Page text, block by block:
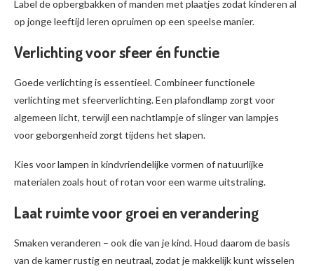
Label de opbergbakken of manden met plaatjes zodat kinderen al
op jonge leeftijd leren opruimen op een speelse manier.
Verlichting voor sfeer én functie
Goede verlichting is essentieel. Combineer functionele
verlichting met sfeerverlichting. Een plafondlamp zorgt voor
algemeen licht, terwijl een nachtlampje of slinger van lampjes
voor geborgenheid zorgt tijdens het slapen.
Kies voor lampen in kindvriendelijke vormen of natuurlijke
materialen zoals hout of rotan voor een warme uitstraling.
Laat ruimte voor groei en verandering
Smaken veranderen – ook die van je kind. Houd daarom de basis
van de kamer rustig en neutraal, zodat je makkelijk kunt wisselen